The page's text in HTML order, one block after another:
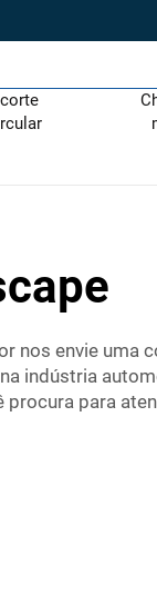
nos envie uma
indústria
para